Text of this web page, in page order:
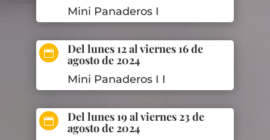
Mini Panaderos I
 Del lunes 12 al viernes 16 de
agosto de 2024
Mini Panaderos I I
 Del lunes 19 al viernes 23 de
agosto de 2024